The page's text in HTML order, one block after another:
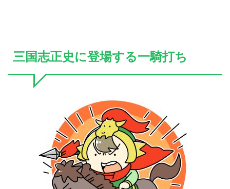
三国志正史に登場する一騎打ち